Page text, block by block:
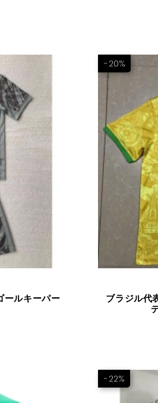
-20%
ブラジル代表 ユニフォーム 2024 スペシャ
-22%